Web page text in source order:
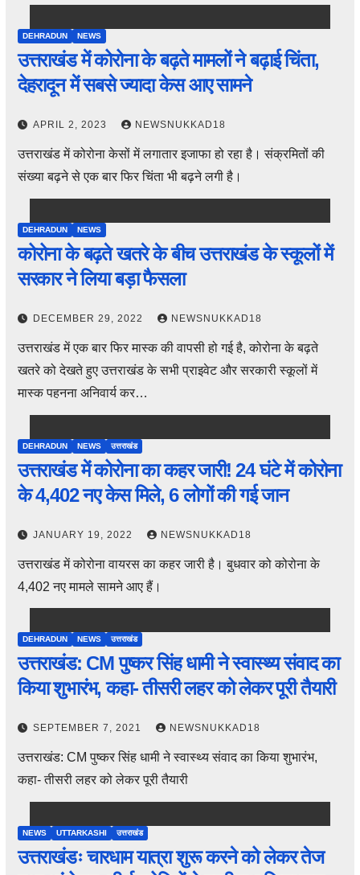
DEHRADUN NEWS
उत्तराखंड में कोरोना के बढ़ते मामलों ने बढ़ाई चिंता,
देहरादून में सबसे ज्यादा केस आए सामने
APRIL 2, 2023 NEWSNUKKAD18
उत्तराखंड में कोरोना केसों में लगातार इजाफा हो रहा है। संक्रमितों की
संख्या बढ़ने से एक बार फिर चिंता भी बढ़ने लगी है।
DEHRADUN NEWS
कोरोना के बढ़ते खतरे के बीच उत्तराखंड के स्कूलों में
सरकार ने लिया बड़ा फैसला
DECEMBER 29, 2022 NEWSNUKKAD18
उत्तराखंड में एक बार फिर मास्क की वापसी हो गई है, कोरोना के बढ़ते
खतरे को देखते हुए उत्तराखंड के सभी प्राइवेट और सरकारी स्कूलों में
मास्क पहनना अनिवार्य कर…
DEHRADUN NEWS उत्तराखंड
उत्तराखंड में कोरोना का कहर जारी! 24 घंटे में कोरोना
के 4,402 नए केस मिले, 6 लोगों की गई जान
JANUARY 19, 2022 NEWSNUKKAD18
उत्तराखंड में कोरोना वायरस का कहर जारी है। बुधवार को कोरोना के
4,402 नए मामले सामने आए हैं।
DEHRADUN NEWS उत्तराखंड
उत्तराखंड: CM पुष्कर सिंह धामी ने स्वास्थ्य संवाद का
किया शुभारंभ, कहा- तीसरी लहर को लेकर पूरी तैयारी
SEPTEMBER 7, 2021 NEWSNUKKAD18
उत्तराखंड: CM पुष्कर सिंह धामी ने स्वास्थ्य संवाद का किया शुभारंभ,
कहा- तीसरी लहर को लेकर पूरी तैयारी
NEWS UTTARKASHI उत्तराखंड
उत्तराखंडः चारधाम यात्रा शुरू करने को लेकर तेज